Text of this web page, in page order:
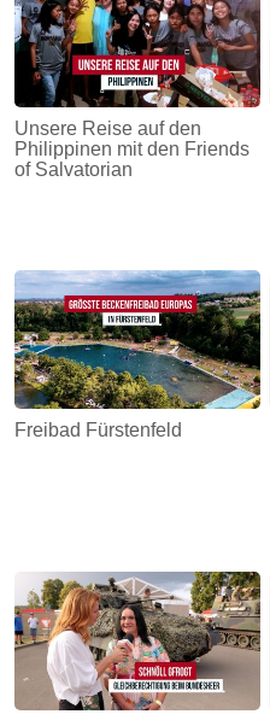
Unsere Reise auf den
Philippinen mit den Friends
of Salvatorian
Freibad Fürstenfeld